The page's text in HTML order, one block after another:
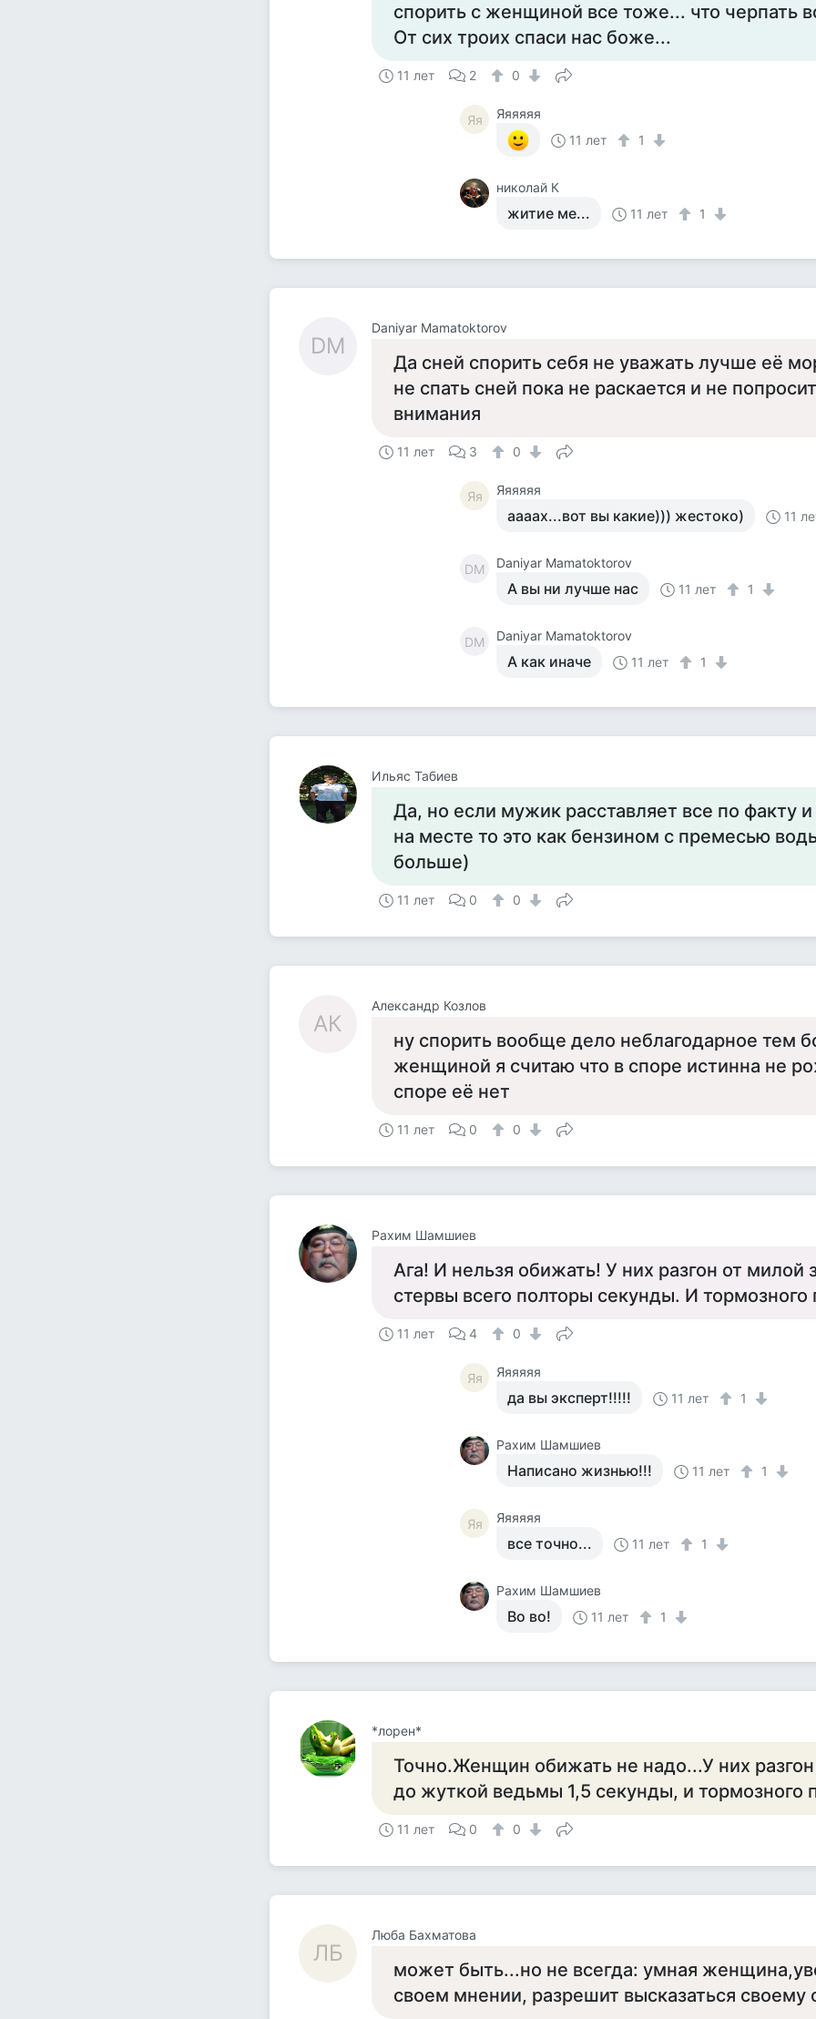
спорить с женщиной все тоже... что черпать
От сих троих спаси нас боже...
11 лет 2 0
Яя
Яяяяяя
11 лет
1
николай К
житие ме... 11 лет 1
DM
Daniyar Mamatoktorov
Да сней спорить себя не уважать лучше её
не спать сней пока не раскается и не
внимания
11 лет 3 0
Яя Яяяяяя
аааах...вот вы какие))) жестоко) 11
DM Daniyar Mamatoktorov
А вы ни лучше нас 11 лет 1
DM Daniyar Mamatoktorov
А как иначе 11 лет 1
Ильяс Табиев
Да, но если мужик расставляет все по факту
на месте то это как бензином с премесью
больше)
11 лет 0 0
АК
Александр Козлов
ну спорить вообще дело неблагодарное тем
женщиной я считаю что в споре истинна не
споре её нет
11 лет 0 0
Рахим Шамшиев
Ага! И нельзя обижать! У них разгон от милой
стервы всего полторы секунды. И тормозного
11 лет 4 0
Яя Яяяяяя
да вы эксперт!!!!! 11 лет 1
Рахим Шамшиев
Написано жизнью!!! 11 лет 1
Яя Яяяяяя
все точно... 11 лет 1
Рахим Шамшиев
Во во! 11 лет 1
*лорен*
Точно.Женщин обижать не надо...У них
до жуткой ведьмы 1,5 секунды, и тормозного
11 лет 0 0
ЛБ
Люба Бахматова
может быть...но не всегда: умная
своем мнении, разрешит высказаться своему